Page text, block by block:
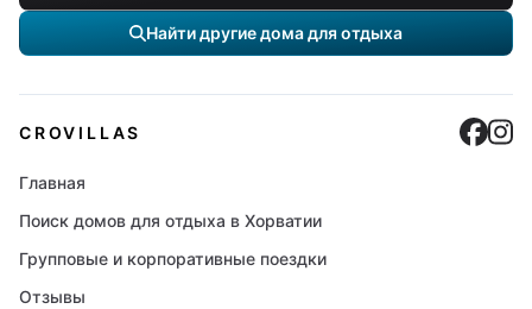
Найти другие дома для отдыха
CROVILLAS
Главная
Поиск домов для отдыха в Хорватии
Групповые и корпоративные поездки
Отзывы